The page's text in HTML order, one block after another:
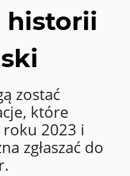
historii
zostać
które
roku 2023 i
zgłaszać do